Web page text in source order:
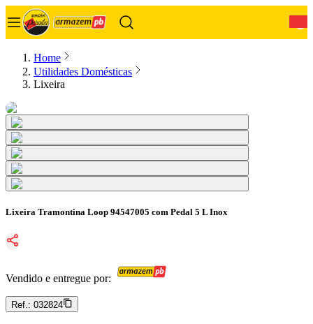
Home
Utilidades Domésticas
Lixeira
Lixeira Tramontina Loop 94547005 com Pedal 5 L Inox
Vendido e entregue por:
Ref.: 032824